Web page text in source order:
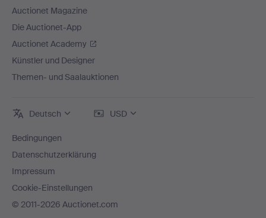
Auctionet Magazine
Die Auctionet-App
Auctionet Academy
Künstler und Designer
Themen- und Saalauktionen
Deutsch USD
Bedingungen
Datenschutzerklärung
Impressum
Cookie-Einstellungen
© 2011-2026 Auctionet.com